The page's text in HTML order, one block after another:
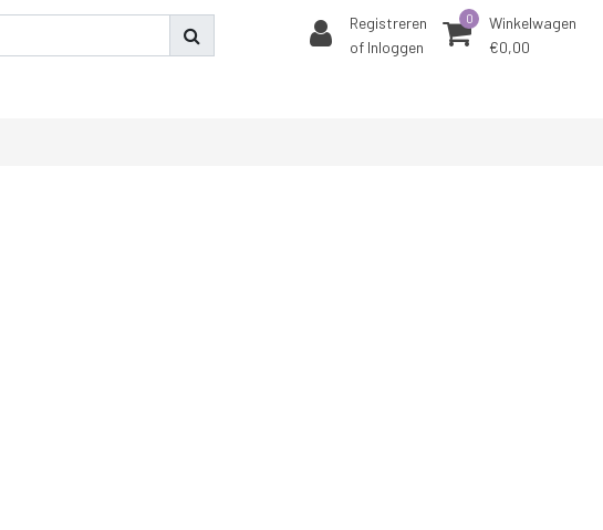
Registreren
of Inloggen
0
Winkelwagen
€0,00